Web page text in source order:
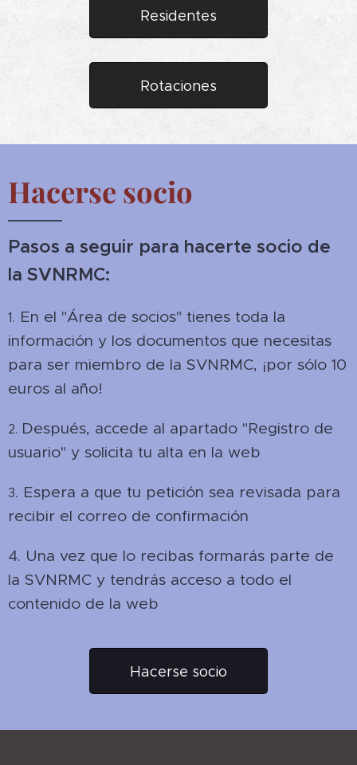
Residentes
Rotaciones
Hacerse socio
Pasos a seguir para hacerte socio de
la SVNRMC:
1. En el "Área de socios" tienes toda la
información y los documentos que necesitas
para ser miembro de la SVNRMC, ¡por sólo 10
euros al año!
2. Después, accede al apartado "Registro de
usuario" y solicita tu alta en la web
3. Espera a que tu petición sea revisada para
recibir el correo de confirmación
4. Una vez que lo recibas formarás parte de
la SVNRMC y tendrás acceso a todo el
contenido de la web
Hacerse socio